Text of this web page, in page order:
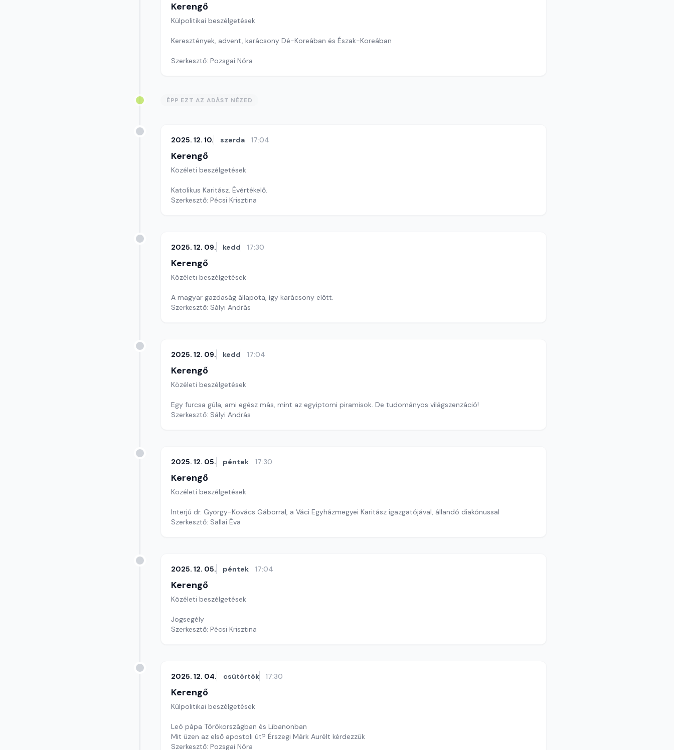
Kerengő
Külpolitikai beszélgetések
Keresztények, advent, karácsony Dé-Koreában és Észak-Koreában
Szerkesztő: Pozsgai Nóra
ÉPP EZT AZ ADÁST NÉZED
2025. 12. 10. szerda 17:04
Kerengő
Közéleti beszélgetések
Katolikus Karitász. Évértékelő.
Szerkesztő: Pécsi Krisztina
2025. 12. 09. kedd 17:30
Kerengő
Közéleti beszélgetések
A magyar gazdaság állapota, így karácsony előtt.
Szerkesztő: Sályi András
2025. 12. 09. kedd 17:04
Kerengő
Közéleti beszélgetések
Egy furcsa gúla, ami egész más, mint az egyiptomi piramisok. De tudományos világszenzáció!
Szerkesztő: Sályi András
2025. 12. 05. péntek 17:30
Kerengő
Közéleti beszélgetések
Interjú dr. György-Kovács Gáborral, a Váci Egyházmegyei Karitász igazgatójával, állandó diakónussal
Szerkesztő: Sallai Éva
2025. 12. 05. péntek 17:04
Kerengő
Közéleti beszélgetések
Jogsegély
Szerkesztő: Pécsi Krisztina
2025. 12. 04. csütörtök 17:30
Kerengő
Külpolitikai beszélgetések
Leó pápa Törökországban és Libanonban
Mit üzen az első apostoli út? Érszegi Márk Aurélt kérdezzük
Szerkesztő: Pozsgai Nóra